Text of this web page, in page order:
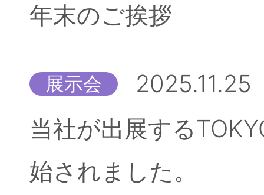
年末のご挨拶
展示会
2025.11.25
当社が出展する
始されました。